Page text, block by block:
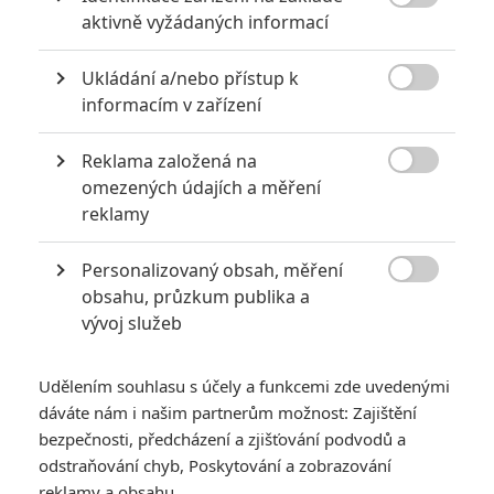
Mi se třeba film moc líbil, ale divákům ne, mělo být několik
dílů, no další bude asi stěží.
Martin | 2017-06-27 22:02:38 | 0
Peté13 mě osobně, když se doma ptaly jaké to bylo. Tak
jsem říkal, že nic moc jediné co mě tam zaujalo bylo to, že
tam byla mumie ženská. Ani hororové mě to moc nepřišlo
místo skarabeů tam byli jacýsi velbloudí pavouci,kteří
nejsou smrtelní a celé to tak rychle proběhlo, že jsem
několik minut po konci nevěděl o čem to bylo. Na obhajobu
pořád mě to příjde zajímavější než noví Transformers.
peté13| 2017-06-27 19:40:25 | 0 0
Martin : Možná pro Tebe. Já se u nové Mumie bavil
aktivně vyžádaných informací
Ukládání a/nebo přístup k
informacím v zařízení
Reklama založená na
omezených údajích a měření
reklamy
Personalizovaný obsah, měření
obsahu, průzkum publika a
vývoj služeb
Udělením souhlasu s účely a funkcemi zde uvedenými
dáváte nám i našim partnerům možnost: Zajištění
bezpečnosti, předcházení a zjišťování podvodů a
odstraňování chyb, Poskytování a zobrazování